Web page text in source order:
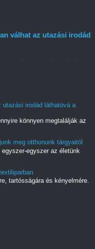
válhat az utazási irodád
utazási irodád láthatóvá a
könnyen megtalálják az
meg otthonunk tárgyaitól
egyszer az életünk
tartósságára és kényelmére.